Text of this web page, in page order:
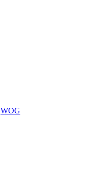
WOG